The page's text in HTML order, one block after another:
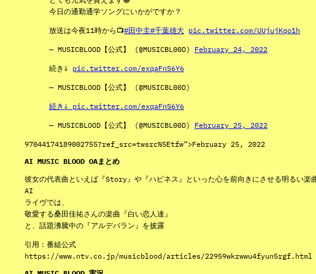
今日の通勤通学ソングにいかがですか？
放送は今夜11時から📺#田中圭#千葉雄大 pic.twitter.com/UUjujKqo1h
— MUSICBLOOD【公式】 (@MUSICBL00D) February 24, 2022
続き↓ pic.twitter.com/exqaFnS6Y6
— MUSICBLOOD【公式】 (@MUSICBL00D)
続き↓ pic.twitter.com/exqaFnS6Y6
— MUSICBLOOD【公式】 (@MUSICBL00D) February 25, 2022
97044174189002755?ref_src=twsrc%5Etfw”>February 25, 2022
AI MUSIC BLOOD OAまとめ
彼女の代表曲といえば『Story』や『ハピネス』といった心を前向きにさせる明るい楽
AI
ライヴでは、
敬愛する桑田佳祐さんの楽曲『白い恋人達』
と、話題沸騰中の『アルデバラン』を披露
引用：番組公式
https://www.ntv.co.jp/musicblood/articles/22959wkrwwu4fyun5rgf.html